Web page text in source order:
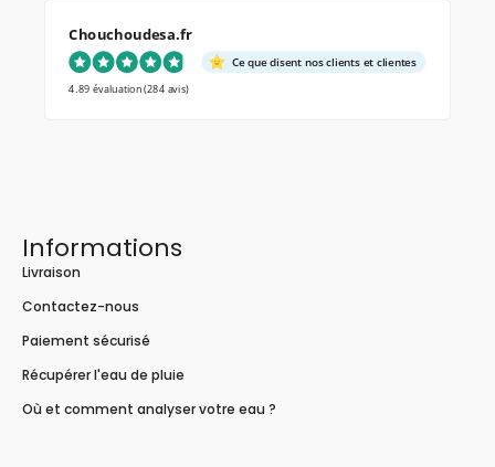
Chouchoudesa.fr
Ce que disent nos clients et clientes
4.89 évaluation(284 avis)
Informations
Livraison
Contactez-nous
Paiement sécurisé
Récupérer l'eau de pluie
Où et comment analyser votre eau ?